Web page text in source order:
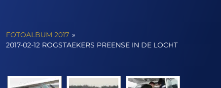
FOTOALBUM 2017 »
2017-02-12 ROGSTAEKERS PREENSE IN DE LOCHT